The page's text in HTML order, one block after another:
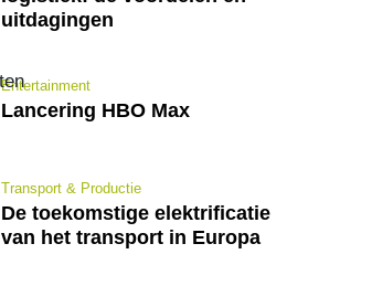
uitdagingen
Entertainment
Lancering HBO Max
Transport & Productie
De toekomstige elektrificatie
van het transport in Europa